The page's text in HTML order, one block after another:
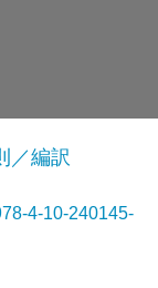
／編訳
4-10-240145-